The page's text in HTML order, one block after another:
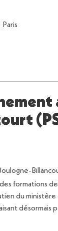
formations de
du ministère
désormais